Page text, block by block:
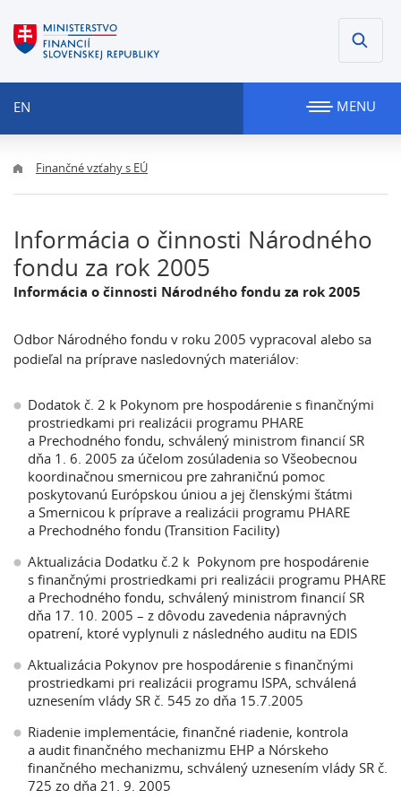
EN MENU
Finančné vzťahy s EÚ
Informácia o činnosti Národného
fondu za rok 2005
Informácia o činnosti Národného fondu za rok 2005
Odbor Národného fondu v roku 2005 vypracoval alebo sa
podieľal na príprave nasledovných materiálov:
Dodatok č. 2 k Pokynom pre hospodárenie s finančnými
prostriedkami pri realizácii programu PHARE
a Prechodného fondu, schválený ministrom financií SR
dňa 1. 6. 2005 za účelom zosúladenia so Všeobecnou
koordinačnou smernicou pre zahraničnú pomoc
poskytovanú Európskou úniou a jej členskými štátmi
a Smernicou k príprave a realizácii programu PHARE
a Prechodného fondu (Transition Facility)
Aktualizácia Dodatku č.2 k Pokynom pre hospodárenie
s finančnými prostriedkami pri realizácii programu PHARE
a Prechodného fondu, schválený ministrom financií SR
dňa 17. 10. 2005 – z dôvodu zavedenia nápravných
opatrení, ktoré vyplynuli z následného auditu na EDIS
Aktualizácia Pokynov pre hospodárenie s finančnými
prostriedkami pri realizácii programu ISPA, schválená
uznesením vlády SR č. 545 zo dňa 15.7.2005
Riadenie implementácie, finančné riadenie, kontrola
a audit finančného mechanizmu EHP a Nórskeho
finančného mechanizmu, schválený uznesením vlády SR č.
725 zo dňa 21. 9. 2005